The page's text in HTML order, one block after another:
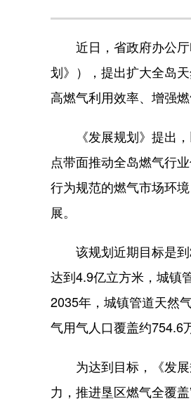
近日，省政府办公厅
划》），提出扩大全岛
高燃气利用效率、增强燃
《发展规划》提出，
点带面推动全岛燃气行
行为规范的燃气市场环
展。
该规划近期目标是到
达到4.9亿立方米，城镇
2035年，城镇管道天然
气用气人口覆盖约754.6
为达到目标，《发展
力，推进垦区燃气全覆